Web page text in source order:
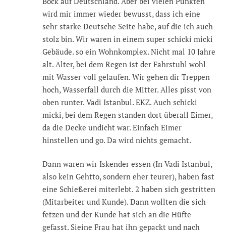
wird mir immer wieder bewusst, dass ich eine
sehr starke Deutsche Seite habe, auf die ich auch
stolz bin. Wir waren in einem super schicki micki
Gebäude. so ein Wohnkomplex. Nicht mal 10 Jahre
alt. Alter, bei dem Regen ist der Fahrstuhl wohl
mit Wasser voll gelaufen. Wir gehen dir Treppen
hoch, Wasserfall durch die Mitter. Alles pisst von
oben runter. Vadi Istanbul. EKZ. Auch schicki
micki, bei dem Regen standen dort überall Eimer,
da die Decke undicht war. Einfach Eimer
hinstellen und go. Da wird nichts gemacht.
Dann waren wir Iskender essen (In Vadi Istanbul,
also kein Gehtto, sondern eher teurer), haben fast
eine Schießerei miterlebt. 2 haben sich gestritten
(Mitarbeiter und Kunde). Dann wollten die sich
fetzen und der Kunde hat sich an die Hüfte
gefasst. Sieine Frau hat ihn gepackt und nach